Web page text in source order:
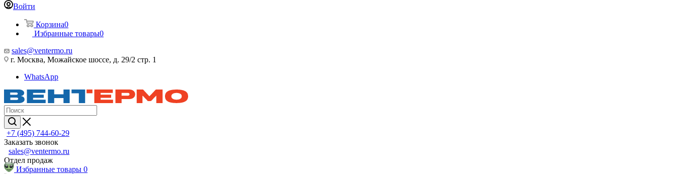
Войти
Корзина0
Избранные товары0
sales@ventermo.ru
г. Москва, Можайское шоссе, д. 29/2 стр. 1
WhatsApp
+7 (495) 744-60-29
Заказать звонок
sales@ventermo.ru
Отдел продаж
Избранные товары 0